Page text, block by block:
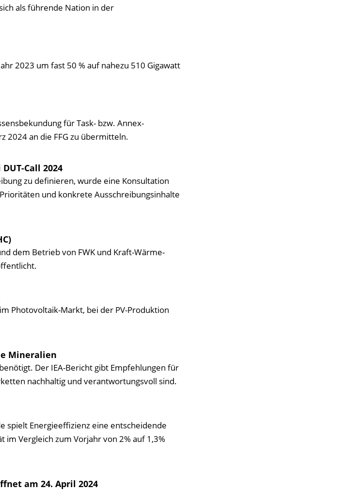
als führende Nation in der
2023 um fast 50 % auf nahezu 510 Gigawatt
für Task- bzw. Annex­
2024 an die FFG zu übermitteln.
Call 2024
zu definieren, wurde eine Konsultation
und konkrete Ausschreibungsinhalte
dem Betrieb von FWK und Kraft-Wärme-
Photovoltaik-Markt, bei der PV-Produktion
Mineralien
Der IEA-Bericht gibt Empfehlungen für
nachhaltig und verantwortungsvoll sind.
spielt Energieeffizienz eine entscheidende
Vergleich zum Vorjahr von 2% auf 1,3%
am 24. April 2024